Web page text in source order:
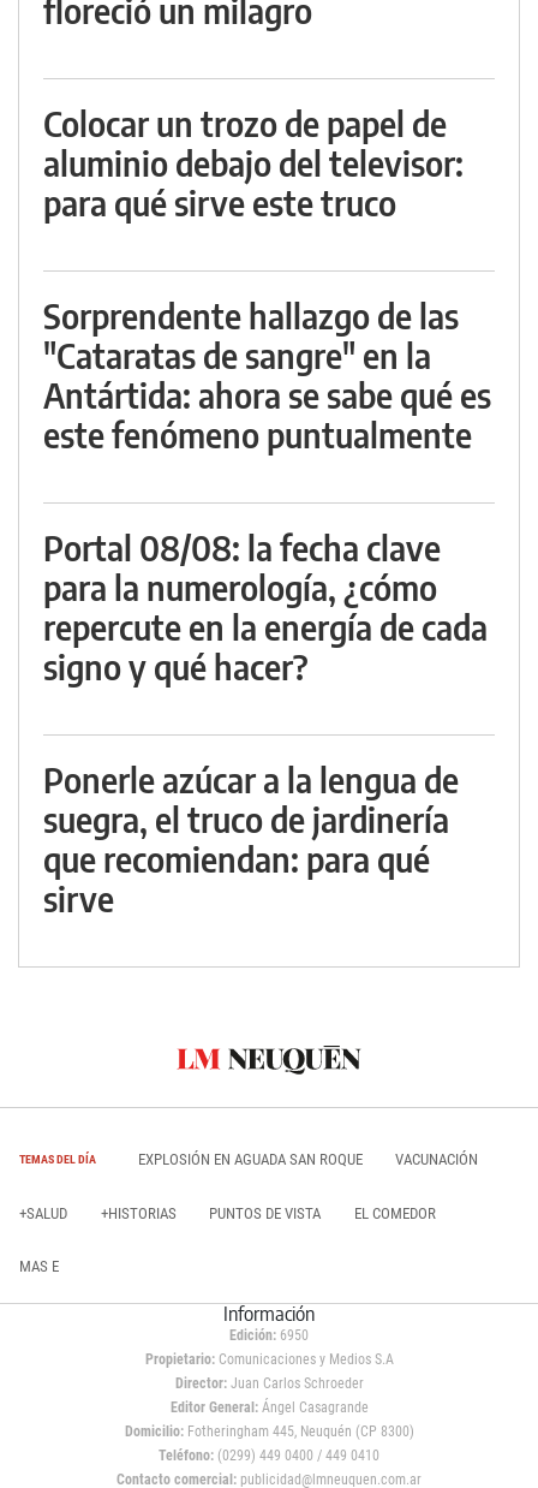
floreció un milagro
Colocar un trozo de papel de
aluminio debajo del televisor:
para qué sirve este truco
Sorprendente hallazgo de las
"Cataratas de sangre" en la
Antártida: ahora se sabe qué es
este fenómeno puntualmente
Portal 08/08: la fecha clave
para la numerología, ¿cómo
repercute en la energía de cada
signo y qué hacer?
Ponerle azúcar a la lengua de
suegra, el truco de jardinería
que recomiendan: para qué
sirve
TEMAS DEL DÍA EXPLOSIÓN EN AGUADA SAN ROQUE VACUNACIÓN
+SALUD +HISTORIAS PUNTOS DE VISTA EL COMEDOR
MAS E
Información
Edición: 6950
Propietario:Comunicaciones y Medios S.A
Director: Juan Carlos Schroeder
Editor General:Ángel Casagrande
Domicilio:Fotheringham 445, Neuquén (CP 8300)
Teléfono: (0299) 449 0400 / 449 0410
Contacto comercial: publicidad@lmneuquen.com.ar